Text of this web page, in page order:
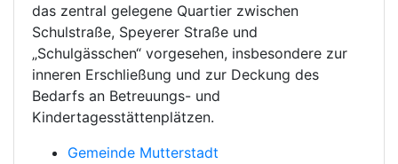
das zentral gelegene Quartier zwischen
Schulstraße, Speyerer Straße und
„Schulgässchen“ vorgesehen, insbesondere zur
inneren Erschließung und zur Deckung des
Bedarfs an Betreuungs- und
Kindertagesstättenplätzen.
Gemeinde Mutterstadt